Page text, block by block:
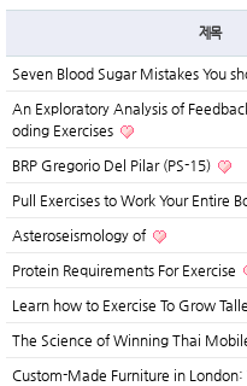
제목
Seven Blood Sugar Mistakes You
An Exploratory Analysis of
oding Exercises
BRP Gregorio Del Pilar (PS-15)
Pull Exercises to Work Your Entire
Asteroseismology of
Protein Requirements For Exercise
Learn how to Exercise To Grow
The Science of Winning Thai
Custom-Made Furniture in London: